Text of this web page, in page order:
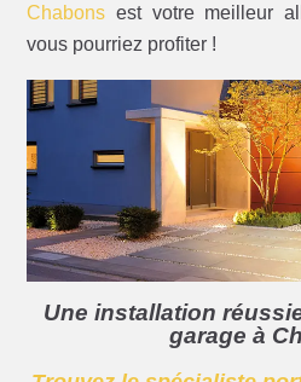
Chabons est votre meilleur
vous pourriez profiter !
Une installation
garage à